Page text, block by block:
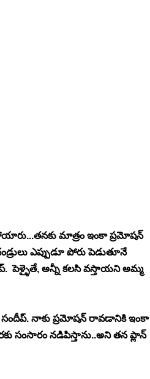
మాత్రం ఇంకా ప్రమోషన్
ఎప్పుడూ పోరు పెడుతూనే
పెళ్ళైతే, అన్నీ కలసి వస్తాయని అమ్మ
సందీప్. నాకు ప్రమోషన్ రావడానికి ఇంకా
సంసారం నడిపిస్తాను..అని తన ప్లాన్